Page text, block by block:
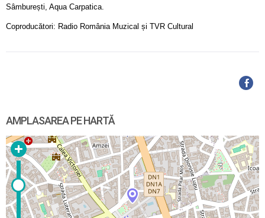
Sâmburești, Aqua Carpatica.
Coproducători: Radio România Muzical și TVR Cultural
AMPLASAREA PE HARTĂ